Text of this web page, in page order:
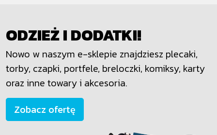
ODZIEŻ I DODATKI!
Nowo w naszym e-sklepie znajdziesz plecaki,
torby, czapki, portfele, breloczki, komiksy, karty
oraz inne towary i akcesoria.
Zobacz ofertę